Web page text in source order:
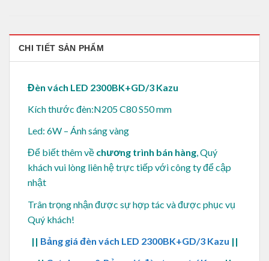
CHI TIẾT SẢN PHẨM
Đèn vách LED 2300BK+GD/3 Kazu
Kích thước đèn:N205 C80 S50 mm
Led: 6W – Ánh sáng vàng
Để biết thêm về chương trình bán hàng, Quý
khách vui lòng liên hệ trực tiếp với công ty để cập
nhật
Trân trọng nhận được sự hợp tác và được phục vụ
Quý khách!
|| Bảng giá đèn vách LED 2300BK+GD/3 Kazu ||